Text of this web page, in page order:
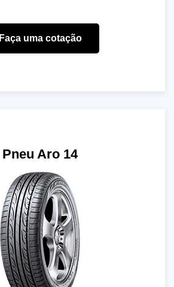
Faça uma cotação
Pneu Aro 14